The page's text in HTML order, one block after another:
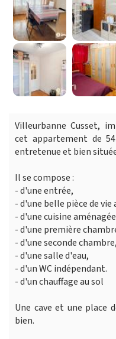
Villeurbanne Cusset,
cet appartement de
entretenue et bien
Il se compose :
- d'une entrée,
- d'une belle pièce de vie
- d'une cuisine
- d'une première
- d'une seconde chambre,
- d'une salle d'eau,
- d'un WC indépendant.
- d'un chauffage au sol
Une cave et une place
bien.